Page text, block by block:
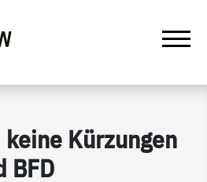
und Freunde |
Kürzungen
BFD